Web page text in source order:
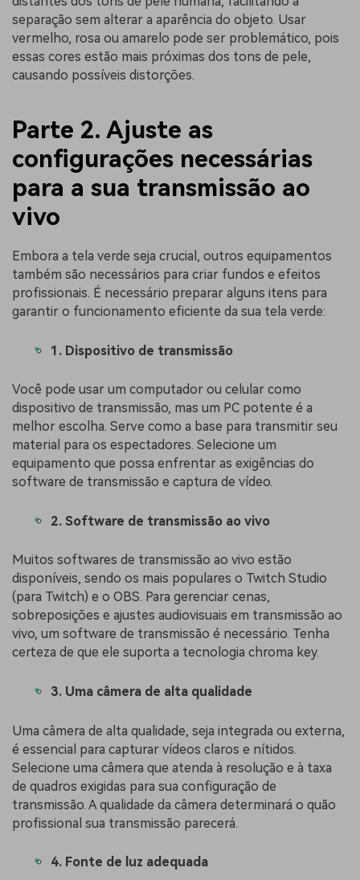
separação sem alterar a aparência do objeto. Usar
vermelho, rosa ou amarelo pode ser problemático, pois
essas cores estão mais próximas dos tons de pele,
causando possíveis distorções.
Parte 2. Ajuste as
configurações necessárias
para a sua transmissão ao
vivo
Embora a tela verde seja crucial, outros equipamentos
também são necessários para criar fundos e efeitos
profissionais. É necessário preparar alguns itens para
garantir o funcionamento eficiente da sua tela verde:
1. Dispositivo de transmissão
Você pode usar um computador ou celular como
dispositivo de transmissão, mas um PC potente é a
melhor escolha. Serve como a base para transmitir seu
material para os espectadores. Selecione um
equipamento que possa enfrentar as exigências do
software de transmissão e captura de vídeo.
2. Software de transmissão ao vivo
Muitos softwares de transmissão ao vivo estão
disponíveis, sendo os mais populares o Twitch Studio
(para Twitch) e o OBS. Para gerenciar cenas,
sobreposições e ajustes audiovisuais em transmissão ao
vivo, um software de transmissão é necessário. Tenha
certeza de que ele suporta a tecnologia chroma key.
3. Uma câmera de alta qualidade
Uma câmera de alta qualidade, seja integrada ou externa,
é essencial para capturar vídeos claros e nítidos.
Selecione uma câmera que atenda à resolução e à taxa
de quadros exigidas para sua configuração de
transmissão. A qualidade da câmera determinará o quão
profissional sua transmissão parecerá.
4. Fonte de luz adequada